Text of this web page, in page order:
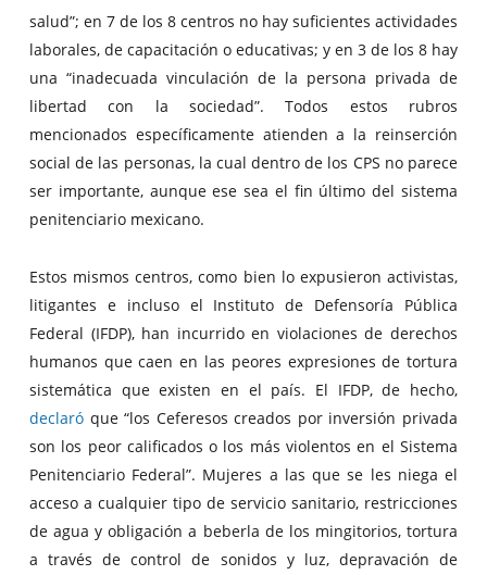
salud”; en 7 de los 8 centros no hay suficientes actividades
laborales, de capacitación o educativas; y en 3 de los 8 hay
una “inadecuada vinculación de la persona privada de
libertad con la sociedad”. Todos estos rubros
mencionados específicamente atienden a la reinserción
social de las personas, la cual dentro de los CPS no parece
ser importante, aunque ese sea el fin último del sistema
penitenciario mexicano.
Estos mismos centros, como bien lo expusieron activistas,
litigantes e incluso el Instituto de Defensoría Pública
Federal (IFDP), han incurrido en violaciones de derechos
humanos que caen en las peores expresiones de tortura
sistemática que existen en el país. El IFDP, de hecho,
declaróque “los Ceferesos creados por inversión privada
son los peor calificados o los más violentos en el Sistema
Penitenciario Federal”. Mujeres a las que se les niega el
acceso a cualquier tipo de servicio sanitario, restricciones
de agua y obligación a beberla de los mingitorios, tortura
a través de control de sonidos y luz, depravación de